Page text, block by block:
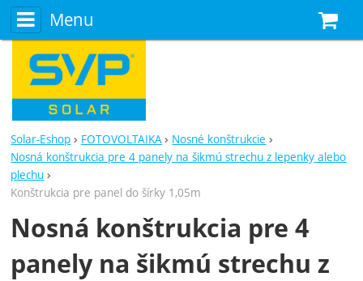
Menu
Solar-Eshop FOTOVOLTAIKA
Nosné konštrukcie
Nosná konštrukcia pre 4 panely na šikmú strechu z lepenky alebo
plechu
Konštrukcia pre panel do šírky 1,05m
Nosná konštrukcia pre 4
panely na šikmú strechu z